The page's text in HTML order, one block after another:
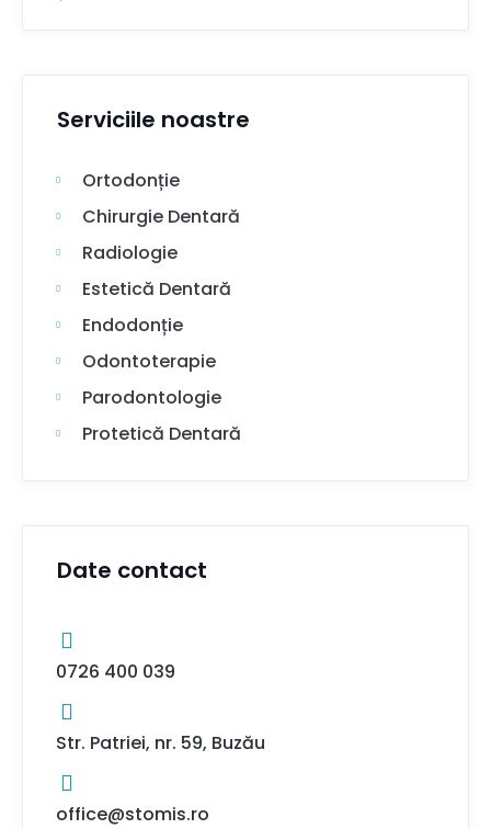
Serviciile noastre
Ortodonție
Chirurgie Dentară
Radiologie
Estetică Dentară
Endodonție
Odontoterapie
Parodontologie
Protetică Dentară
Date contact
0726 400 039
Str. Patriei, nr. 59, Buzău
office@stomis.ro